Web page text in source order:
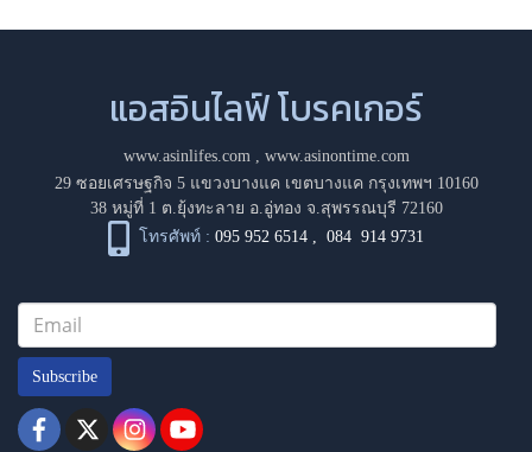
แอสอินไลฟ์ โบรคเกอร์
www.asinlifes.com, www.asinontime.com
29 ซอยเศรษฐกิจ 5 แขวงบางแค เขตบางแค กรุงเทพฯ 10160
38 หมู่ที่ 1 ต.ยุ้งทะลาย อ.อู่ทอง จ.สุพรรณบุรี 72160
โทรศัพท์ : 095 952 6514 ,084 914 9731
Subscribe